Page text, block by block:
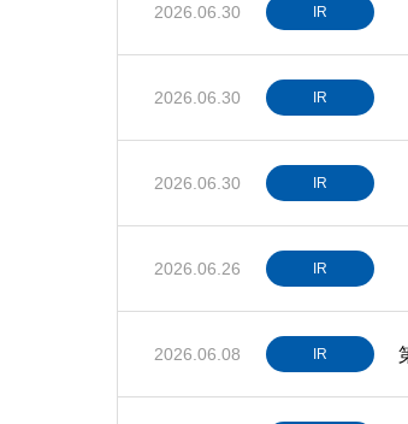
2026.06.30 IR
2026.06.30 IR
2026.06.30 IR
2026.06.26 IR
2026.06.08 IR